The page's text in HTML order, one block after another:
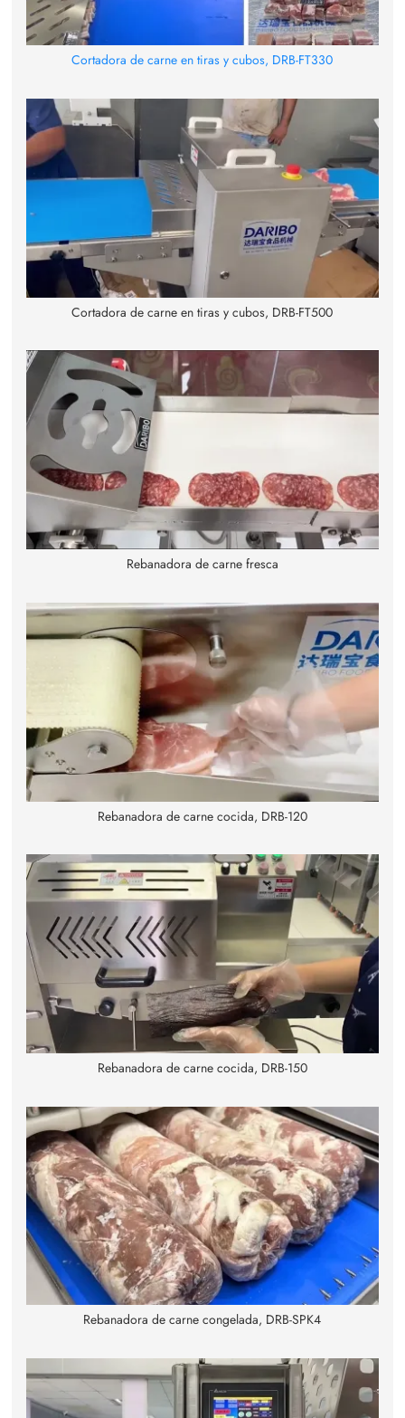
Cortadora de carne en tiras y cubos, DRB-FT330
Cortadora de carne en tiras y cubos, DRB-FT500
Rebanadora de carne fresca
Rebanadora de carne cocida, DRB-120
Rebanadora de carne cocida, DRB-150
Rebanadora de carne congelada, DRB-SPK4